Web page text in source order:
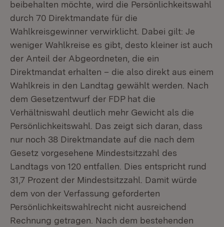
beibehalten möchte, wird die Persönlichkeitswahl
durch 70 Direktmandate für die
Wahlkreisgewinner verwirklicht. Dabei gilt: Je
weniger Wahlkreise es gibt, desto kleiner ist auch
der Anteil der Abgeordneten, die ein
Direktmandat erhalten – die also direkt aus einem
Wahlkreis in den Landtag gewählt werden. Nach
dem Gesetzentwurf der FDP hat die
Verhältniswahl deutlich mehr Gewicht als die
Persönlichkeitswahl. Das zeigt sich daran, dass
nur noch 38 Direktmandate auf die nach dem
Gesetz vorgesehene Mindestsitzzahl des
Landtags von 120 entfallen. Dies entspricht rund
31,7 Prozent der Mindestsitzzahl. Damit würde
dem von der Verfassung geforderten
Persönlichkeitswahlrecht nicht ausreichend
Rechnung getragen. Nach dem bestehenden